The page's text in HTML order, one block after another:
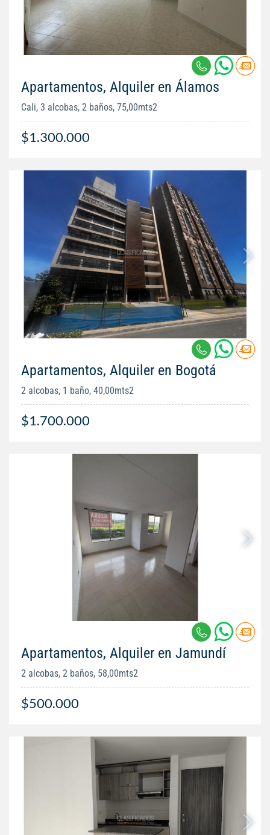
Apartamentos, Alquiler en Álamos
Cali, 3 alcobas, 2 baños, 75,00mts2
$1.300.000
Apartamentos, Alquiler en Bogotá
2 alcobas, 1 baño, 40,00mts2
$1.700.000
Apartamentos, Alquiler en Jamundí
2 alcobas, 2 baños, 58,00mts2
$500.000